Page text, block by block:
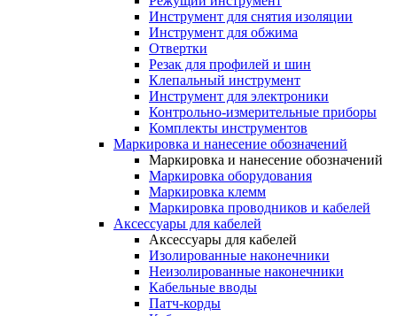
Инструмент для снятия изоляции
Инструмент для обжима
Отвертки
Резак для профилей и шин
Клепальный инструмент
Инструмент для электроники
Контрольно-измерительные приборы
Комплекты инструментов
Маркировка и нанесение обозначений
Маркировка и нанесение обозначений
Маркировка оборудования
Маркировка клемм
Маркировка проводников и кабелей
Аксессуары для кабелей
Аксессуары для кабелей
Изолированные наконечники
Неизолированные наконечники
Кабельные вводы
Патч-корды